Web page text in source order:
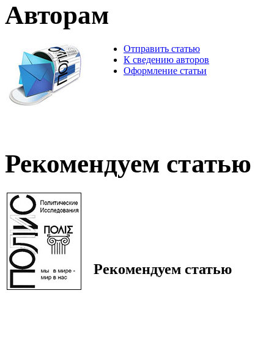
Авторам
Отправить статью
К сведению авторов
Оформление статьи
Рекомендуем статью
Рекомендуем статью